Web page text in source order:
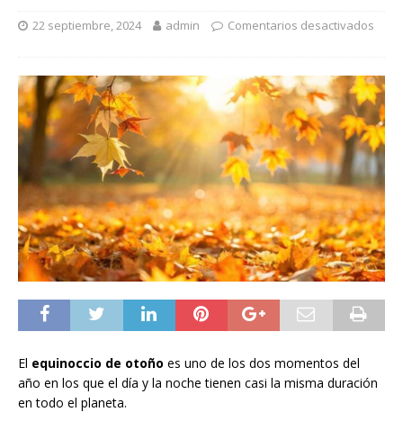
22 septiembre, 2024 admin Comentarios desactivados
El equinoccio de otoño es uno de los dos momentos del
año en los que el día y la noche tienen casi la misma duración
en todo el planeta.